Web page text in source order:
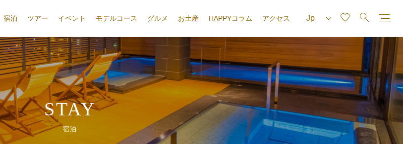
宿泊 ツアー イベント モデルコース グルメ お土産 HAPPYコラム アクセス
STAY
宿泊